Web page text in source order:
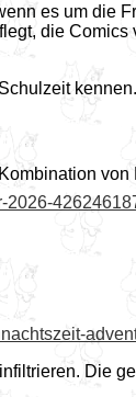
es um die
die
2026-
Die